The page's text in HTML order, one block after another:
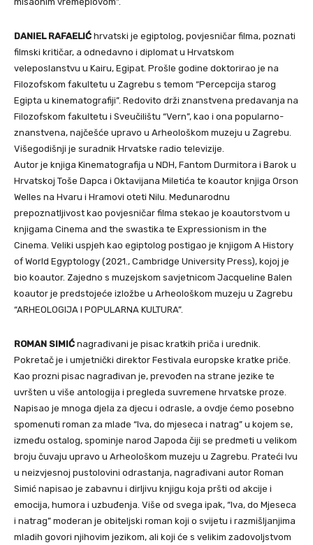
DANIEL RAFAELIĆ hrvatski je egiptolog, povjesničar filma, poznati
filmski kritičar, a odnedavno i diplomat u Hrvatskom
veleposlanstvu u Kairu, Egipat. Prošle godine doktorirao je na
Filozofskom fakultetu u Zagrebu s temom “Percepcija starog
Egipta u kinematografiji”. Redovito drži znanstvena predavanja na
Filozofskom fakultetu i Sveučilištu “Vern”, kao i ona popularno-
znanstvena, najčešće upravo u Arheološkom muzeju u Zagrebu.
Višegodišnji je suradnik Hrvatske radio televizije.
Autor je knjiga Kinematografija u NDH, Fantom Durmitora i Barok u
Hrvatskoj Toše Dapca i Oktavijana Miletića te koautor knjiga Orson
Welles na Hvaru i Hramovi oteti Nilu. Međunarodnu
prepoznatljivost kao povjesničar filma stekao je koautorstvom u
knjigama Cinema and the swastika te Expressionism in the
Cinema. Veliki uspjeh kao egiptolog postigao je knjigom A History
of World Egyptology (2021., Cambridge University Press), kojoj je
bio koautor. Zajedno s muzejskom savjetnicom Jacqueline Balen
koautor je predstojeće izložbe u Arheološkom muzeju u Zagrebu
“ARHEOLOGIJA I POPULARNA KULTURA”.
ROMAN SIMIĆ nagrađivani je pisac kratkih priča i urednik.
Pokretač je i umjetnički direktor Festivala europske kratke priče.
Kao prozni pisac nagrađivan je, prevođen na strane jezike te
uvršten u više antologija i pregleda suvremene hrvatske proze.
Napisao je mnoga djela za djecu i odrasle, a ovdje ćemo posebno
spomenuti roman za mlade “Iva, do mjeseca i natrag” u kojem se,
između ostalog, spominje narod Japoda čiji se predmeti u velikom
broju čuvaju upravo u Arheološkom muzeju u Zagrebu. Prateći Ivu
u neizvjesnoj pustolovini odrastanja, nagrađivani autor Roman
Simić napisao je zabavnu i dirljivu knjigu koja pršti od akcije i
emocija, humora i uzbuđenja. Više od svega ipak, “Iva, do Mjeseca
i natrag” moderan je obiteljski roman koji o svijetu i razmišljanjima
mladih govori njihovim jezikom, ali koji će s velikim zadovoljstvom